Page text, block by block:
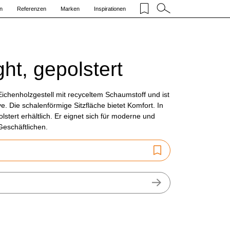
Referenzen Marken Inspirationen
gepolstert
mit recyceltem Schaumstoff und ist
Die schalenförmige Sitzfläche bietet Komfort. In
erhältlich. Er eignet sich für moderne und